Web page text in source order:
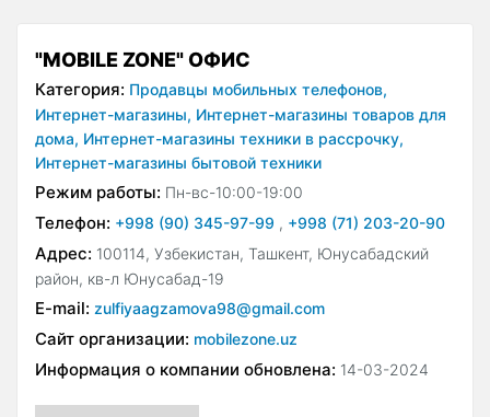
"MOBILE ZONE" ОФИС
Категория: Продавцы мобильных телефонов,
Интернет-магазины, Интернет-магазины товаров для
дома, Интернет-магазины техники в рассрочку,
Интернет-магазины бытовой техники
Режим работы: Пн-вс-10:00-19:00
Телефон: +998 (90) 345-97-99 , +998 (71) 203-20-90
Адрес: 100114, Узбекистан, Ташкент, Юнусабадский
район, кв-л Юнусабад-19
E-mail: zulfiyaagzamova98@gmail.com
Сайт организации: mobilezone.uz
Информация о компании обновлена: 14-03-2024